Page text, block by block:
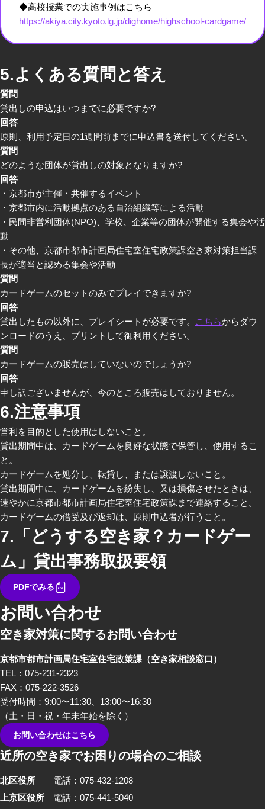
◆高校授業での実施事例はこちら
https://akiya.city.kyoto.lg.jp/dighome/highschool-cardgame/
5.よくある質問と答え
質問
貸出しの申込はいつまでに必要ですか?
回答
原則、利用予定日の1週間前までに申込書を送付してください。
質問
どのような団体が貸出しの対象となりますか?
回答
・京都市が主催・共催するイベント
・京都市内に活動拠点のある自治組織等による活動
・民間非営利団体(NPO)、学校、企業等の団体が開催する集会や活
動
・その他、京都市都市計画局住宅室住宅政策課空き家対策担当課
長が適当と認める集会や活動
質問
カードゲームのセットのみでプレイできますか?
回答
貸出したもの以外に、プレイシートが必要です。
こちらからダウ
ンロードのうえ、プリントして御利用ください。
質問
カードゲームの販売はしていないのでしょうか?
回答
申し訳ございませんが、今のところ販売はしておりません。
6.注意事項
営利を目的とした使用はしないこと。
貸出期間中は、カードゲームを良好な状態で保管し、使用するこ
と。
カードゲームを処分し、転貸し、または譲渡しないこと。
貸出期間中に、カードゲームを紛失し、又は損傷させたときは、
速やかに京都市都市計画局住宅室住宅政策課まで連絡すること。
カードゲームの借受及び返却は、原則申込者が行うこと。
7. 「どうする空き家？カードゲー
ム」貸出事務取扱要領
PDFでみる
お問い合わせ
空き家対策に関するお問い合わせ
京都市都市計画局住宅室住宅政策課 （空き家相談窓口）
TEL：075-231-2323
FAX：075-222-3526
受付時間：9:00〜11:30、13:00〜16:30
（土・日・祝・年末年始を除く）
お問い合わせはこちら
近所の空き家でお困りの場合のご相談
北区役所
電話：075-432-1208
上京区役所
電話：075-441-5040